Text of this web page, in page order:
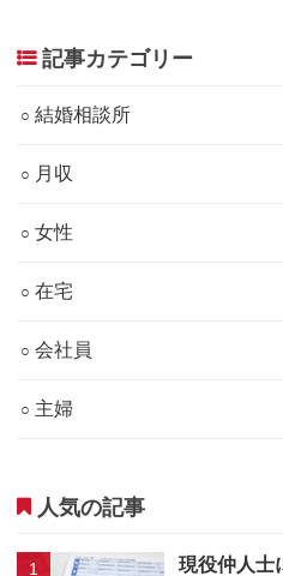
記事カテゴリー
結婚相談所
月収
女性
在宅
会社員
主婦
人気の記事
現役仲人士